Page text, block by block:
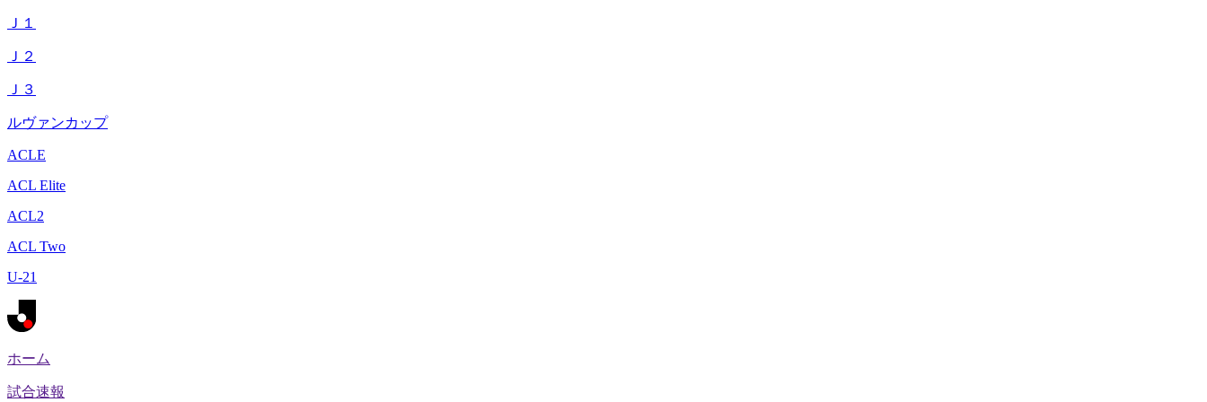
Ｊ１
Ｊ２
Ｊ３
ルヴァンカップ
ACLE
ACL Elite
ACL2
ACL Two
U-21
ホーム
試合速報